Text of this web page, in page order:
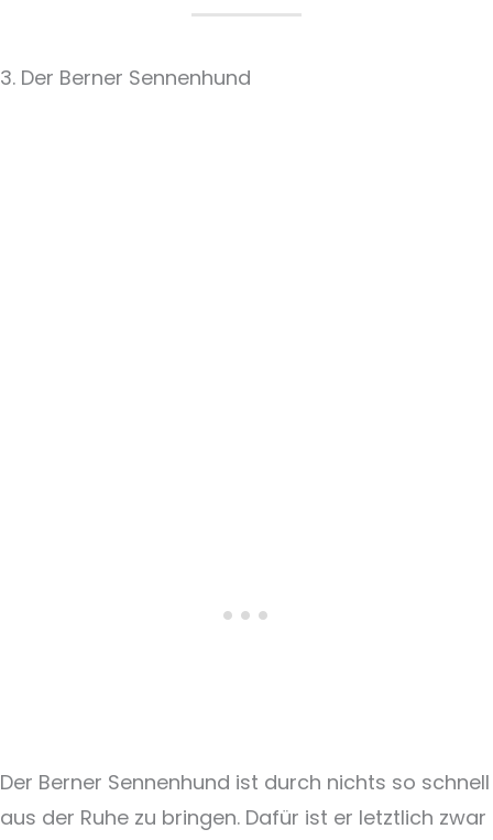
3. Der Berner Sennenhund
Der Berner Sennenhund ist durch nichts so schnell
aus der Ruhe zu bringen. Dafür ist er letztlich zwar